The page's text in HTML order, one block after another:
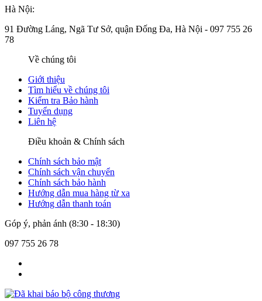
Hà Nội:
91 Đường Láng, Ngã Tư Sở, quận Đống Đa, Hà Nội - 097 755 26
78
Về chúng tôi
Giới thiệu
Tìm hiểu về chúng tôi
Kiểm tra Bảo hành
Tuyển dụng
Liên hệ
Điều khoản & Chính sách
Chính sách bảo mật
Chính sách vận chuyển
Chính sách bảo hành
Hướng dẫn mua hàng từ xa
Hướng dẫn thanh toán
Góp ý, phản ánh (8:30 - 18:30)
097 755 26 78